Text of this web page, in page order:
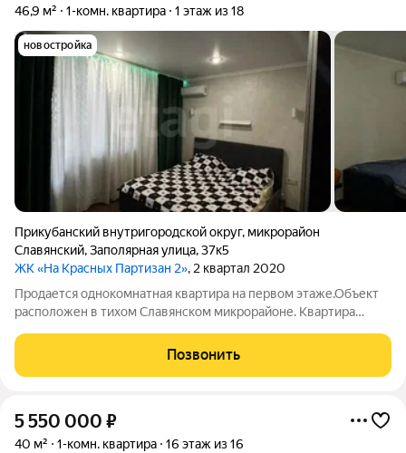
46,9 м² 1-комн. квартира 1 этаж из 18
новостройка
Прикубанский внутригородской округ, микрорайон
Славянский,Заполярная улица,37к5
ЖК «На Красных Партизан 2», 2 квартал 2020
Продается однокомнатная квартира на первом этаже.Объект
расположен в тихом Славянском микрорайоне. Квартира
ремонт, установлена функциональная мебель и вся
необходимая техника. Удобная планировка с
Позвонить
5 550 000 ₽
40 м² 1-комн. квартира 16 этаж из 16